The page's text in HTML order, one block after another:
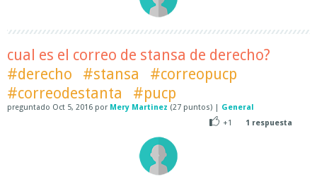
cual es el correo de stansa de derecho?
#derecho
#stansa
#correopucp
#correodestanta
#pucp
preguntado Oct 5, 2016 por Mery Martinez (27 puntos) | General
+1
1 respuesta